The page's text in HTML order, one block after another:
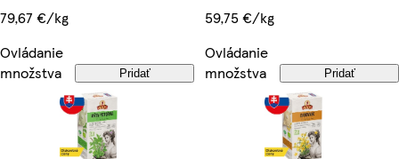
79,67 €/kg
Ovládanie
množstva
Pridať
59,75 €/kg
Ovládanie
množstva
Pridať